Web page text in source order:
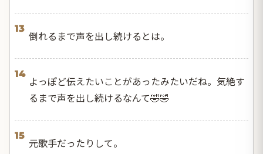
13
倒れるまで声を出し続けるとは。
14
よっぽど伝えたいことがあったみたいだね。気絶す
るまで声を出し続けるなんて🤣🤣
15
元歌手だったりして。